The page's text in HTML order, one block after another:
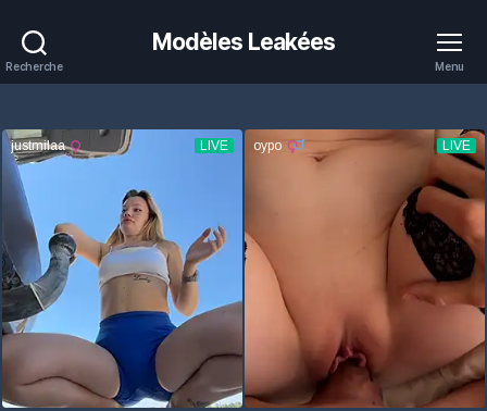
Recherche
Modèles Leakées
Menu